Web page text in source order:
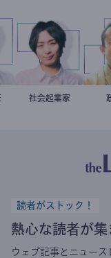
医 駒崎弘樹
社会起業家
読者がストック！
熱心な読者が集
ウェブ記事とニュー